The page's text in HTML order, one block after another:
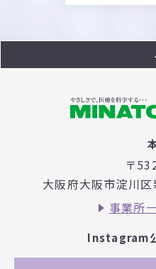
〒
大阪府大阪市淀川
事業所
Instagram